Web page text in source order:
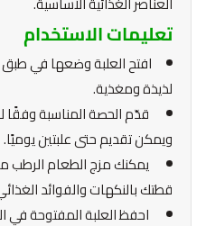
تعليمات الاستخدام
افتح العلبة وضعها في
لذيذة ومغذية.
قدّم الحصة المناسبة
ويمكن تقديم حتى علبتين يوميًا.
يمكنك مزج الطعام الرطب
قطتك بالنكهات والفوائد